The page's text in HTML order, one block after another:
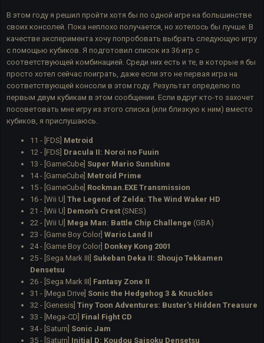
В этом году я решил пройти хотя бы по одной игре на большинстве
своих консолей. Пока неплохо получается, но хотелось бы лучше. В
качестве эксперимента хочу попробовать выбрать следующую игру
с помощью кубиков. Я подготовил список из 36 игр с
соответствующей комбинацией. Среди них есть и те, в которые я бы
просто хотел сейчас поиграть, даже если это не первая игра на
соответствующей консоли в этом году. Результат определю по
первым двум кубикам в этом сообщении. Если вдруг кто-то захочет
посоветовать мне игру из этого списка (или близкую к ним) вместо
кубиков, я прислушаюсь.
11 - [FDS] Metroid
12 - [FDS] Dracula II: Noroi no Fuuin
13 - [GameCube] Super Mario Sunshine
14 - [GameCube] Metroid Prime
15 - [GameCube] Rockman.EXE Transmission
16 - [Wii U] The Legend of Zelda: The Wind Waker HD
21 - [Wii U] Demon's Crest (SNES)
22 - [Wii U] Mega Man: Battle Chip Challenge (GBA)
23 - [Game Boy Color] Wario Land II
24 - [Game Boy Color] Donkey Kong 2001
25 - [Sega Mark III] Sukeban Deka II: Shoujo Tekkamen
Densetsu
26 - [Sega Mark III] Fantasy Zone II
31 - [Mega Drive] Sonic the Hedgehog 3 & Knuckles
32 - [Genesis] Tiny Toon Adventures: Buster's Hidden Treasure
33 - [Mega-CD] Final Fight CD
34 - [Saturn] Sonic Jam
35 - [Saturn] Initial D: Koudou Saisoku Densetsu